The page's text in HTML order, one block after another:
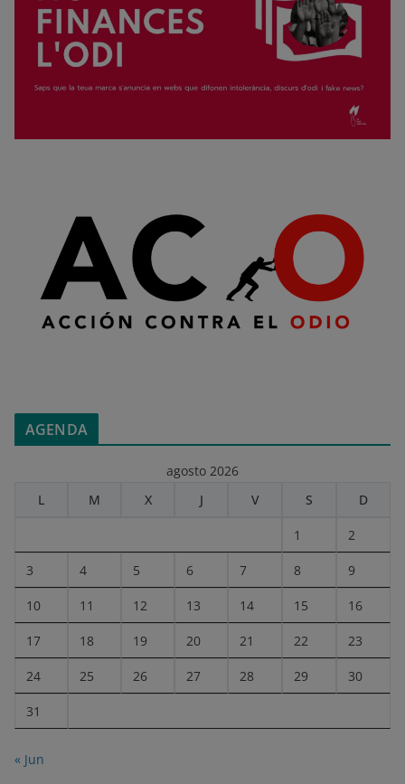
AGENDA
agosto 2026
L
M X J V S D
1 2
3 4 5 6 7 8 9
10 11 12 13 14 15 16
17 18 19 20 21 22 23
24 25 26 27 28 29 30
31
« Jun